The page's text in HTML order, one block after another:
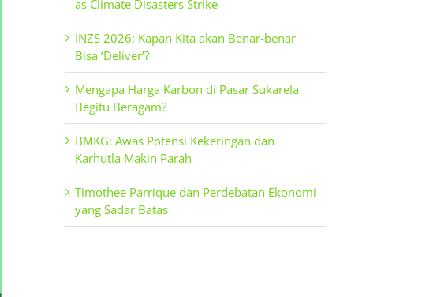
as Climate Disasters Strike
INZS 2026: Kapan Kita akan Benar-benar
Bisa ‘Deliver’?
Mengapa Harga Karbon di Pasar Sukarela
Begitu Beragam?
BMKG: Awas Potensi Kekeringan dan
Karhutla Makin Parah
Timothee Parrique dan Perdebatan Ekonomi
yang Sadar Batas